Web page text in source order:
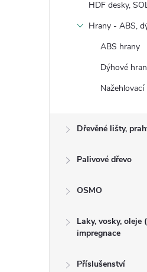
HDF desky,
Hrany - ABS,
ABS hrany
Dýhové
Nažehlovací
Dřevěné lišty,
Palivové dřevo
OSMO
Laky, vosky, oleje
impregnace
Příslušenství